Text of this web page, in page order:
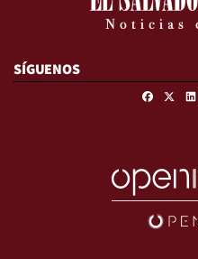
SÍGUENOS
Facebook